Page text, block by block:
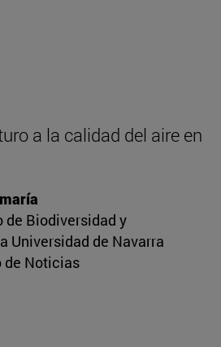
a la calidad del aire en
Biodiversidad y
Universidad de Navarra
de Noticias